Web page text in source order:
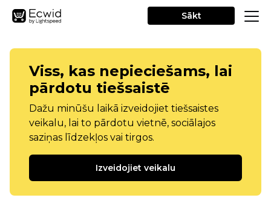
Sākt
Viss, kas nepieciešams, lai
pārdotu tiešsaistē
Dažu minūšu laikā izveidojiet tiešsaistes
veikalu, lai to pārdotu vietnē, sociālajos
saziņas līdzekļos vai tirgos.
Izveidojiet veikalu